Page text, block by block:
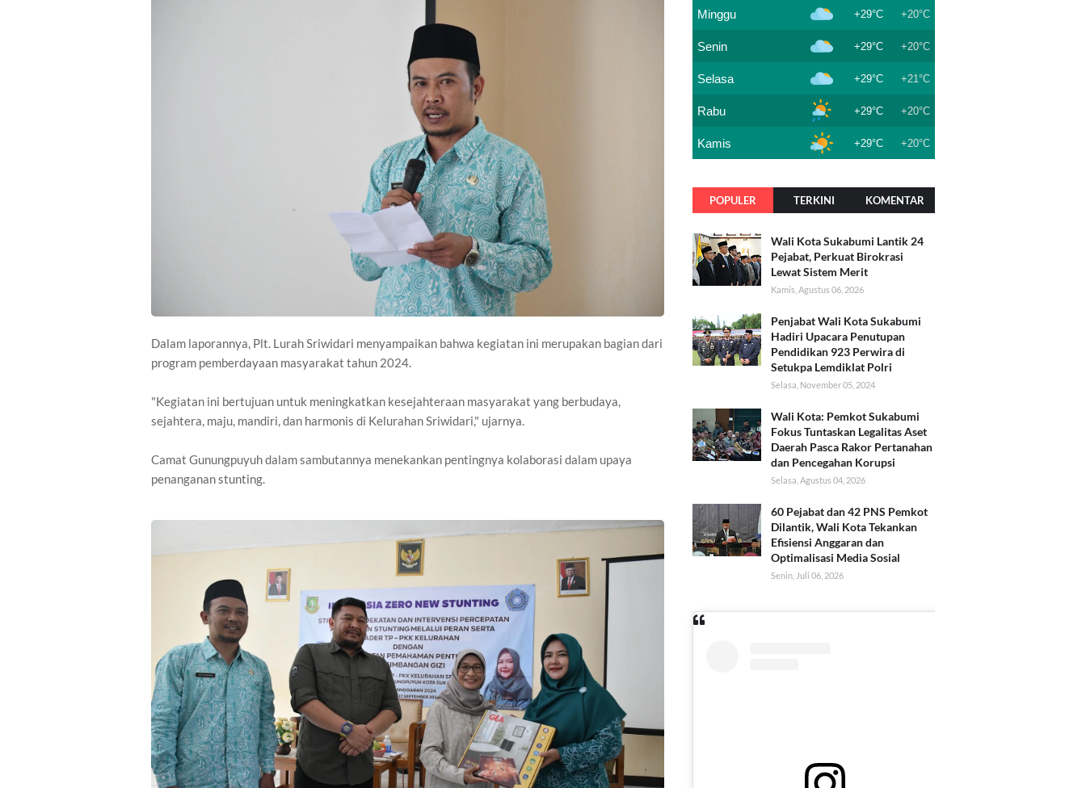
Dalam laporannya, Plt. Lurah Sriwidari menyampaikan bahwa kegiatan ini merupakan bagian dari
program pemberdayaan masyarakat tahun 2024.
"Kegiatan ini bertujuan untuk meningkatkan kesejahteraan masyarakat yang berbudaya,
sejahtera, maju, mandiri, dan harmonis di Kelurahan Sriwidari," ujarnya.
Camat Gunungpuyuh dalam sambutannya menekankan pentingnya kolaborasi dalam upaya
penanganan stunting.
Minggu +29°C +20°C
Senin +29°C +20°C
Selasa +29°C +21°C
Rabu +29°C +20°C
Kamis +29°C +20°C
POPULER TERKINI KOMENTAR
Wali Kota Sukabumi Lantik 24
Pejabat, Perkuat Birokrasi
Lewat Sistem Merit
Kamis, Agustus 06, 2026
Penjabat Wali Kota Sukabumi
Hadiri Upacara Penutupan
Pendidikan 923 Perwira di
Setukpa Lemdiklat Polri
Selasa, November 05, 2024
Wali Kota: Pemkot Sukabumi
Fokus Tuntaskan Legalitas Aset
Daerah Pasca Rakor Pertanahan
dan Pencegahan Korupsi
Selasa, Agustus 04, 2026
60 Pejabat dan 42 PNS Pemkot
Dilantik, Wali Kota Tekankan
Efisiensi Anggaran dan
Optimalisasi Media Sosial
Senin, Juli 06, 2026